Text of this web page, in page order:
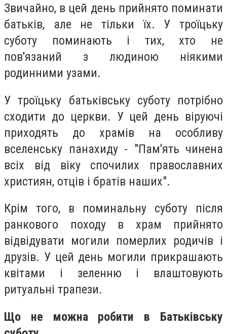
Звичайно, в цей день прийнято поминати
батьків, але не тільки їх. У троїцьку
суботу поминають і тих, хто не
пов'язаний з людиною ніякими
родинними узами.
У троїцьку батьківську суботу потрібно
сходити до церкви. У цей день віруючі
приходять до храмів на особливу
вселенську панахиду - "Пам'ять чинена
всіх від віку спочилих православних
християн, отців і братів наших".
Крім того, в поминальну суботу після
ранкового походу в храм прийнято
відвідувати могили померлих родичів і
друзів. У цей день могили прикрашають
квітами і зеленню і влаштовують
ритуальні трапези.
Що не можна робити в Батьківську